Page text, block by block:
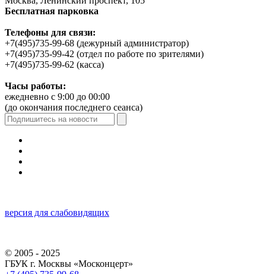
Бесплатная парковка
Телефоны для связи:
+7(495)735-99-68 (дежурный администратор)
+7(495)735-99-42 (отдел по работе по зрителями)
+7(495)735-99-62 (касса)
Часы работы:
ежедневно с 9:00 до 00:00
(до окончания последнего сеанса)
версия для слабовидящих
© 2005 - 2025
ГБУК г. Москвы «Москонцерт»